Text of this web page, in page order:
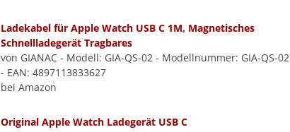
Ladekabel für Apple Watch USB C 1M, Magnetisches
Schnellladegerät Tragbares
von GIANAC - Modell: GIA-QS-02 - Modellnummer: GIA-QS-02
- EAN: 4897113833627
bei Amazon
Original Apple Watch Ladegerät USB C